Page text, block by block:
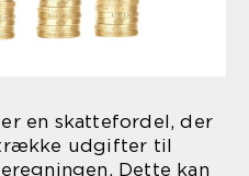
en skattefordel, der
udgifter til
Dette kan